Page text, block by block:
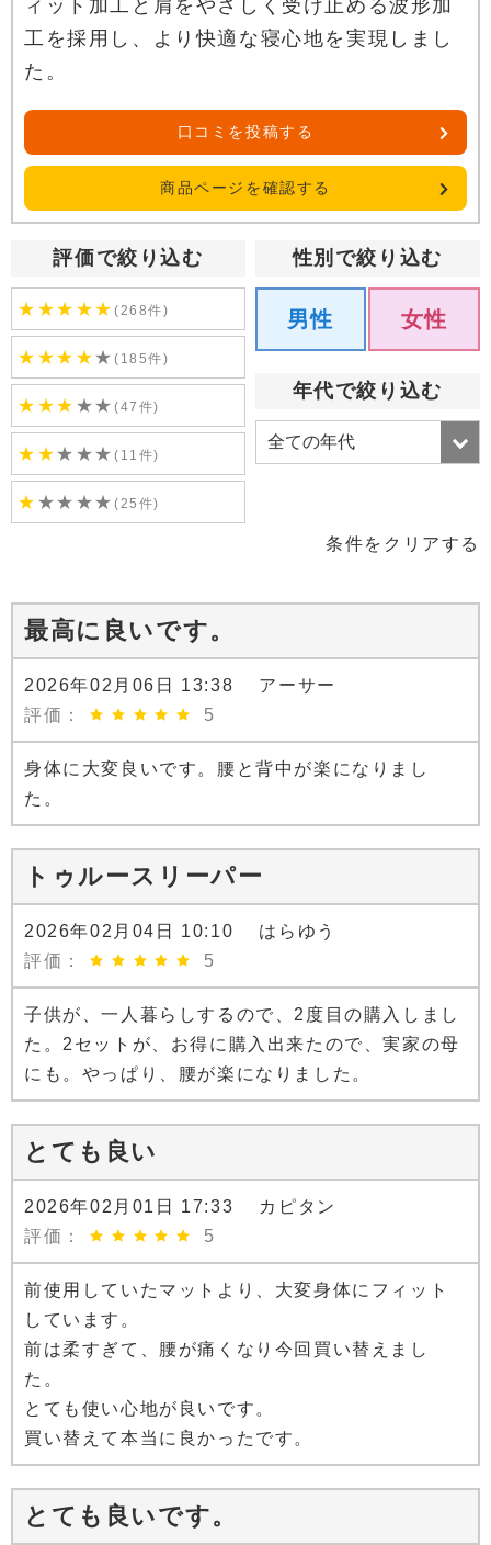
ィット加工と肩をやさしく受け止める波形加
工を採用し、より快適な寝心地を実現しまし
た。
口コミを投稿する
商品ページを確認する
評価で絞り込む
★ ★★ ★★(268件)
★ ★★ ★★(185件)
★ ★★ ★★(47件)
★ ★★ ★★(11件)
★ ★★ ★★(25件)
性別で絞り込む
男性 女性
年代で絞り込む
条件をクリアする
最高に良いです。
2026年02月06日 13:38 アーサー
評価：
5
身体に大変良いです。腰と背中が楽になりまし
た。
トゥルースリーパー
2026年02月04日 10:10 はらゆう
評価：
5
子供が、一人暮らしするので、2度目の購入しまし
た。2セットが、お得に購入出来たので、実家の母
にも。やっぱり、腰が楽になりました。
とても良い
2026年02月01日 17:33 カピタン
評価：
5
前使用していたマットより、大変身体にフィット
しています。
前は柔すぎて、腰が痛くなり今回買い替えまし
た。
とても使い心地が良いです。
買い替えて本当に良かったです。
とても良いです。